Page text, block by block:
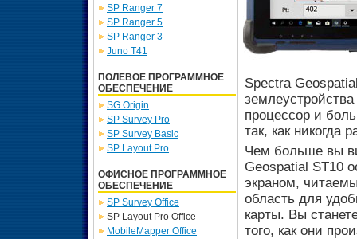
SP Ranger 7
SP Ranger 5
SP Ranger 3
Juno T41
ПОЛЕВОЕ ПРОГРАММНОЕ
ОБЕСПЕЧЕНИЕ
SG Origin
SP Survey Pro
SP Survey Basic
SP Layout Pro
ОФИСНОЕ ПРОГРАММНОЕ
ОБЕСПЕЧЕНИЕ
SP Survey Office
SP Layout Pro Office
MobileMapper Office
Spectra
процессор и
так, как никогда
Чем больше вы
Geospatial ST10
экраном,
область для
карты. Вы
того, как они